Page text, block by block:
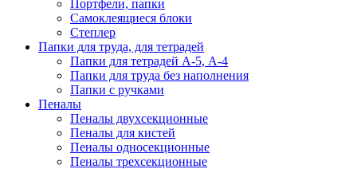
Портфели, папки
Самоклеящиеся блоки
Степлер
Папки для труда, для тетрадей
Папки для тетрадей А-5, А-4
Папки для труда без наполнения
Папки с ручками
Пеналы
Пеналы двухсекционные
Пеналы для кистей
Пеналы односекционные
Пеналы трехсекционные